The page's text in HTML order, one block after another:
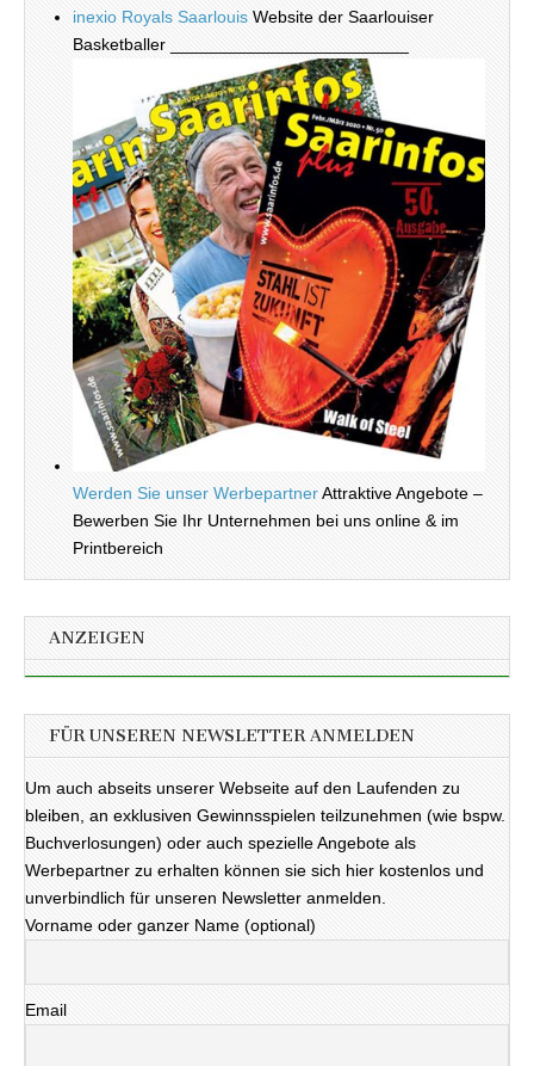
inexio Royals Saarlouis Website der Saarlouiser
Basketballer _________________________
Werden Sie unser WerbepartnerAttraktive Angebote –
Bewerben Sie Ihr Unternehmen bei uns online & im
Printbereich
ANZEIGEN
FÜR UNSEREN NEWSLETTER ANMELDEN
Um auch abseits unserer Webseite auf den Laufenden zu
bleiben, an exklusiven Gewinnsspielen teilzunehmen (wie bspw.
Buchverlosungen) oder auch spezielle Angebote als
Werbepartner zu erhalten können sie sich hier kostenlos und
unverbindlich für unseren Newsletter anmelden.
Vorname oder ganzer Name (optional)
Email